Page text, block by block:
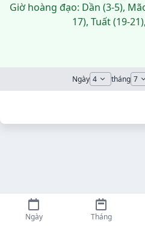
Giờ hoàng đạo: Dần (3-5),
17), Tuất (19-
Ngày tháng
Ngày Tháng